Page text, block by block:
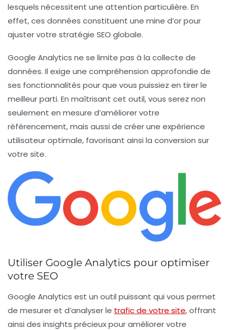
lesquels nécessitent une attention particulière. En
effet, ces données constituent une mine d’or pour
ajuster votre stratégie SEO globale.
Google Analytics ne se limite pas à la collecte de
données. Il exige une compréhension approfondie de
ses fonctionnalités pour que vous puissiez en tirer le
meilleur parti. En maîtrisant cet outil, vous serez non
seulement en mesure d’améliorer votre
référencement, mais aussi de créer une expérience
utilisateur optimale, favorisant ainsi la conversion sur
votre site.
Utiliser Google Analytics pour optimiser
votre SEO
Google Analytics est un outil puissant qui vous permet
de mesurer et d’analyserle trafic de votre site, offrant
ainsi des insights précieux pour améliorer votre